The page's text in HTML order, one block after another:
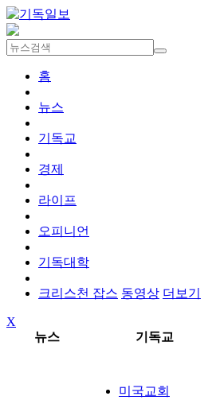
홈
뉴스
기독교
경제
라이프
오피니언
기독대학
크리스천 잡스 동영상 더보기
X
뉴스
기독교
미국교회